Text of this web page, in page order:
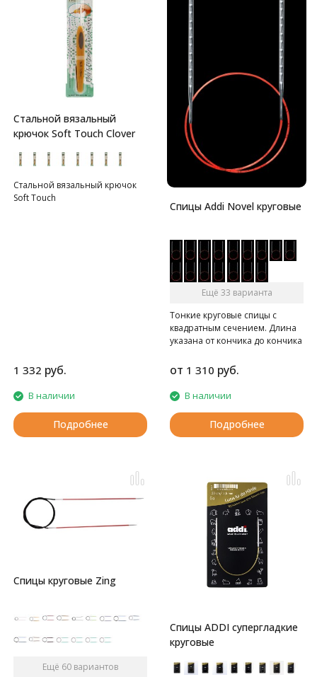
Стальной вязальный
крючок Soft Touch Clover
Стальной вязальный крючок
Soft Touch
1 332 руб.
В наличии
Подробнее
Спицы Addi Novel круговые
Ещё 33 варианта
Тонкие круговые спицы с
квадратным сечением. Длина
указана от кончика до кончика
от 1 310 руб.
В наличии
Подробнее
Спицы круговые Zing
Ещё 60 вариантов
Спицы ADDI супергладкие
круговые